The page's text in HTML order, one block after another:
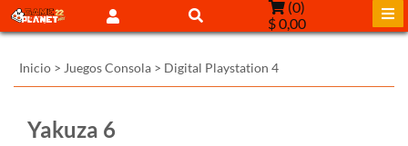
(0)
$ 0,00
Inicio > Juegos Consola > Digital Playstation 4
Yakuza 6